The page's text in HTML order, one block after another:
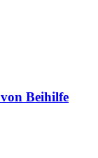
Beihilfe